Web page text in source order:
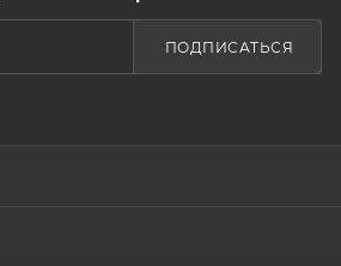
гладкость и
ПОДПИСАТЬСЯ